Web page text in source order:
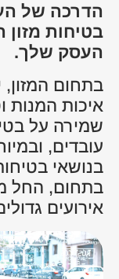
הדרכה של
בטיחות
העסק שלך.
בתחום
איכות
שמירה על
עובדים,
בנושאי
בתחום, החל
אירועים